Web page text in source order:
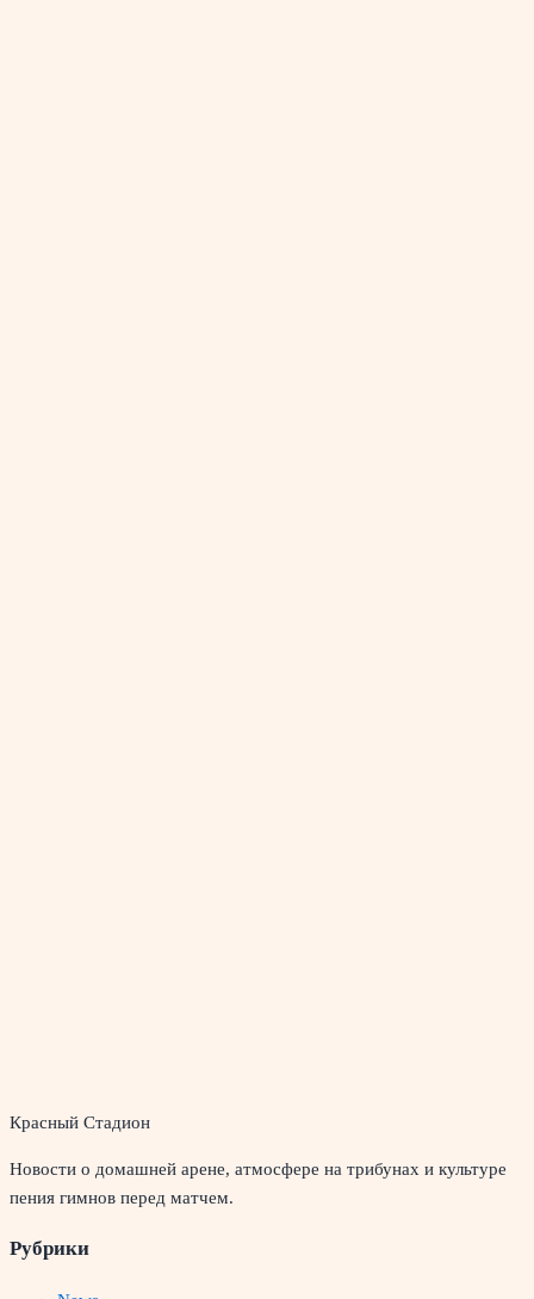
Красный Стадион
Новости о домашней арене, атмосфере на трибунах и культуре
пения гимнов перед матчем.
Рубрики